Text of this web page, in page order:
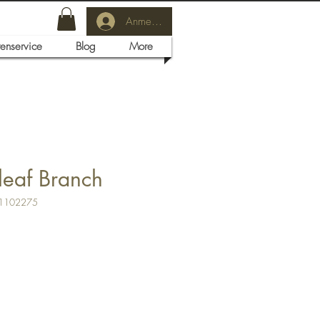
Anmelden
Blog More
Branch